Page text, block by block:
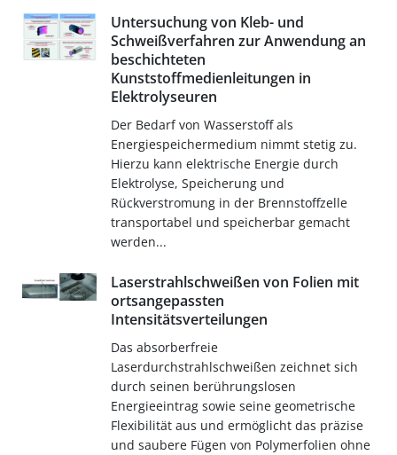
Untersuchung von Kleb- und
Schweißverfahren zur Anwendung an
beschichteten
Kunststoffmedienleitungen in
Elektrolyseuren
Der Bedarf von Wasserstoff als
Energiespeichermedium nimmt stetig zu.
Hierzu kann elektrische Energie durch
Elektrolyse, Speicherung und
Rückverstromung in der Brennstoffzelle
transportabel und speicherbar gemacht
werden...
Laserstrahlschweißen von Folien mit
ortsangepassten
Intensitätsverteilungen
Das absorberfreie
Laserdurchstrahlschweißen zeichnet sich
durch seinen berührungslosen
Energieeintrag sowie seine geometrische
Flexibilität aus und ermöglicht das präzise
und saubere Fügen von Polymerfolien ohne